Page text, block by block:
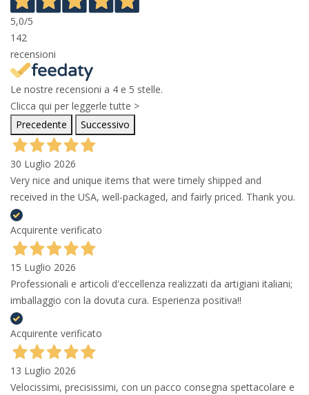
5,0/5
142
recensioni
Le nostre recensioni a 4 e 5 stelle.
Clicca qui per leggerle tutte >
Precedente
Successivo
30 Luglio 2026
Very nice and unique items that were timely shipped and
received in the USA, well-packaged, and fairly priced. Thank you.
Acquirente verificato
15 Luglio 2026
Professionali e articoli d'eccellenza realizzati da artigiani italiani;
imballaggio con la dovuta cura. Esperienza positiva!!
Acquirente verificato
13 Luglio 2026
Velocissimi, precisissimi, con un pacco consegna spettacolare e